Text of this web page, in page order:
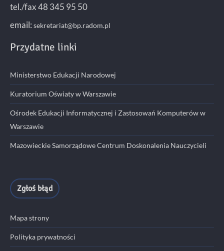
tel./fax 48 345 95 50
email: sekretariat@bp.radom.pl
Przydatne linki
Ministerstwo Edukacji Narodowej
Kuratorium Oświaty w Warszawie
Ośrodek Edukacji Informatycznej i Zastosowań Komputerów w
Warszawie
Mazowieckie Samorządowe Centrum Doskonalenia Nauczycieli
Zgłoś błąd
Mapa strony
Polityka prywatności